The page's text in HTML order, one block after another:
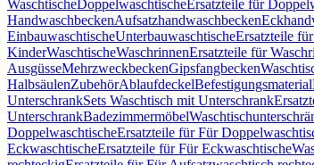
WaschtischeDoppelwaschtischeErsatzteile für
HandwaschbeckenAufsatzhandwaschbecken
EinbauwaschtischeUnterbauwaschtischeErsatzteile
KinderWaschtischeWaschrinnenErsatzteile für
AusgüsseMehrzweckbeckenGipsfangbecken
HalbsäulenZubehörAblaufdeckelBefestigungsmaterial
UnterschrankSets Waschtisch mit Unterschrank
UnterschrankBadezimmermöbel
DoppelwaschtischeErsatzteile für Für
EckwaschtischeErsatzteile für Für Eckwaschtische